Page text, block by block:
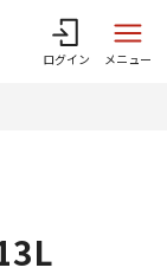
ログイン メニュー